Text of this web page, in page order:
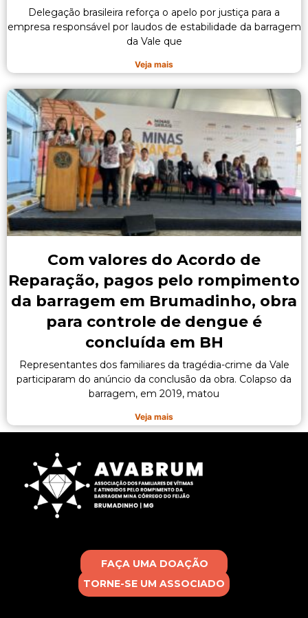
Delegação brasileira reforça o apelo por justiça para a
empresa responsável por laudos de estabilidade da barragem
da Vale que
Veja mais
Com valores do Acordo de
Reparação, pagos pelo rompimento
da barragem em Brumadinho, obra
para controle de dengue é
concluída em BH
Representantes dos familiares da tragédia-crime da Vale
participaram do anúncio da conclusão da obra. Colapso da
barragem, em 2019, matou
Veja mais
FAÇA UMA DOAÇÃO
TORNE-SE UM ASSOCIADO